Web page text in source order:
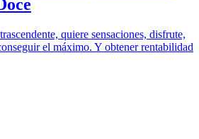
quiere sensaciones, disfrute,
el máximo. Y obtener rentabilidad